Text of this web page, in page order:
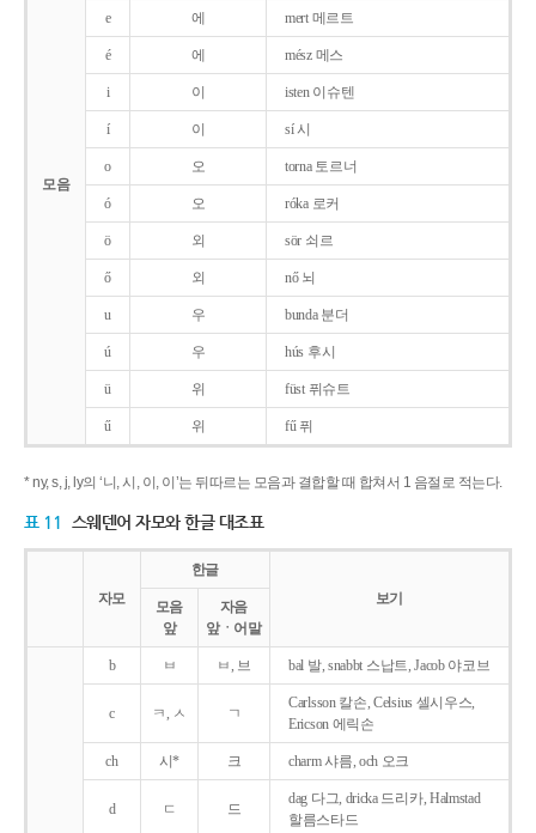
모음
e 에 mert 메르트
é 에 mész 메스
i 이 isten 이슈텐
í 이 sí 시
o 오 torna 토르너
ó 오 róka 로커
ö 외 sör 쇠르
ő 외 nő 뇌
u 우 bunda 분더
ú 우 hús 후시
ü 위 füst 퓌슈트
ű 위 fű 퓌
* ny, s, j, ly의 ‘니, 시, 이, 이’는 뒤따르는 모음과 결합할 때 합쳐서 1 음절로 적는다.
표 11 스웨덴어 자모와 한글 대조표
자모
한글
보기
모음
앞
자음
앞ㆍ어말
b ㅂ ㅂ, 브 bal 발, snabbt 스납트, Jacob 야코브
c ㅋ, ㅅ ㄱ
Carlsson 칼손, Celsius 셀시우스,
Ericson 에릭손
ch 시* 크 charm 샤름, och 오크
d ㄷ 드
dag 다그, dricka 드리카, Halmstad
할름스타드